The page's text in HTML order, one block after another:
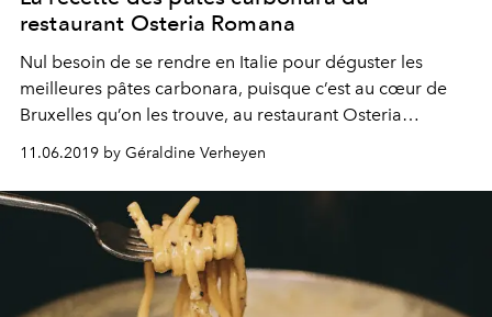
restaurant Osteria Romana
Nul besoin de se rendre en Italie pour déguster les
meilleures pâtes carbonara, puisque c’est au cœur de
Bruxelles qu’on les trouve, au restaurant Osteria
Romana. Situé Avenue Legrand, à deux pas du Bois de
la Cambre, le lieu doit sa renommée à ses fabuleuses
pâtes fraîches. Au cours d’un entretien exclusif avec
L’Officiel Belgique, son chef Filippo La Vecchia dévoile
sa recette unique, mais aussi ses bonnes adresses food
dans la capitale belge et en Italie.
11.06.2019 by Géraldine Verheyen